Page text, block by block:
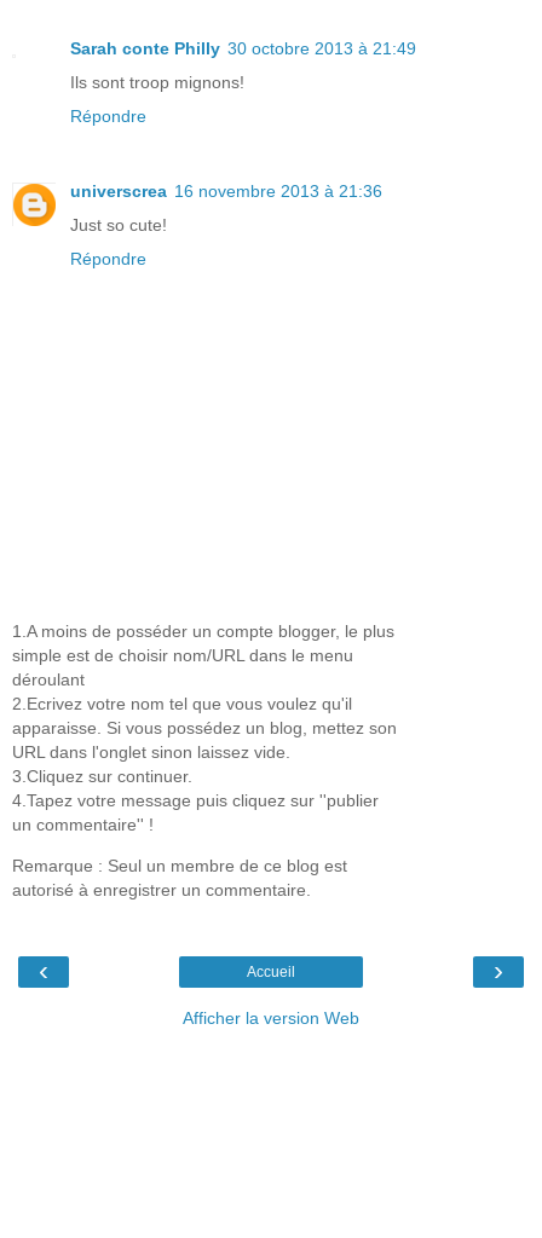
Sarah conte Philly 30 octobre 2013 à 21:49
Ils sont troop mignons!
Répondre
universcrea 16 novembre 2013 à 21:36
Just so cute!
Répondre
1.A moins de posséder un compte blogger, le plus
simple est de choisir nom/URL dans le menu
déroulant
2.Ecrivez votre nom tel que vous voulez qu'il
apparaisse. Si vous possédez un blog, mettez son
URL dans l'onglet sinon laissez vide.
3.Cliquez sur continuer.
4.Tapez votre message puis cliquez sur ''publier
un commentaire'' !
Remarque : Seul un membre de ce blog est
autorisé à enregistrer un commentaire.
‹ ›
Accueil
Afficher la version Web